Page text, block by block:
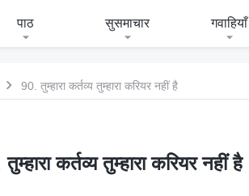
पाठ सुसमाचार गवाहियाँ
90. तुम्हारा कर्तव्य तुम्हारा करियर नहीं है
कर्तव्य तुम्हारा करियर नहीं है